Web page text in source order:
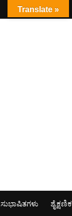
ಸುಭಾಷಿತಗಳು ಶೈಕ್ಷಣಿಕ
Translate »